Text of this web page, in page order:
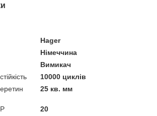
Hager
Німеччина
Вимикач
10000 циклів
25 кв. мм
20